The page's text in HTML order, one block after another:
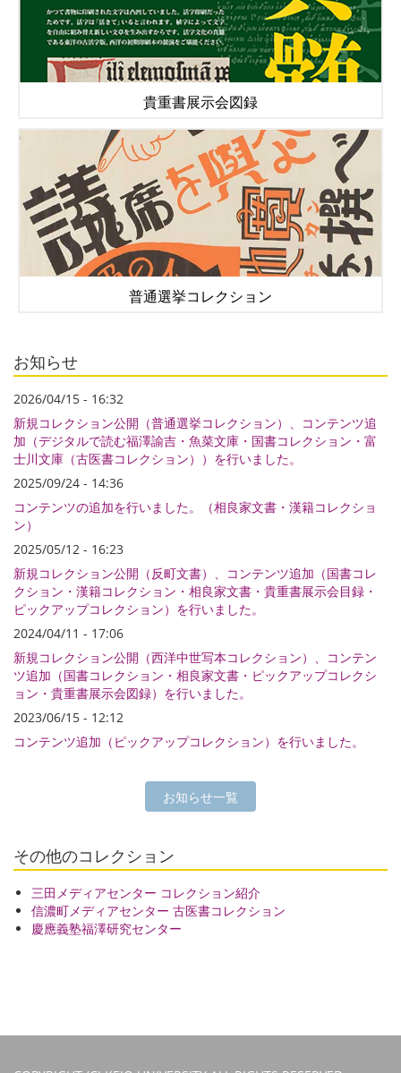
貴重書展示会図録
普通選挙コレクション
お知らせ
2026/04/15 - 16:32
新規コレクション公開（普通選挙コレクション）、コンテンツ追
加（デジタルで読む福澤諭吉・魚菜文庫・国書コレクション・富
士川文庫（古医書コレクション））を行いました。
2025/09/24 - 14:36
コンテンツの追加を行いました。（相良家文書・漢籍コレクショ
ン）
2025/05/12 - 16:23
新規コレクション公開（反町文書）、コンテンツ追加（国書コレ
クション・漢籍コレクション・相良家文書・貴重書展示会目録・
ピックアップコレクション）を行いました。
2024/04/11 - 17:06
新規コレクション公開（西洋中世写本コレクション）、コンテン
ツ追加（国書コレクション・相良家文書・ピックアップコレクシ
ョン・貴重書展示会図録）を行いました。
2023/06/15 - 12:12
コンテンツ追加（ピックアップコレクション）を行いました。
お知らせ一覧
その他のコレクション
三田メディアセンター コレクション紹介
信濃町メディアセンター 古医書コレクション
慶應義塾福澤研究センター